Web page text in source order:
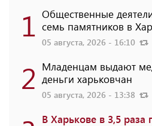
1 Общественные
семь памятников в
05 августа, 2026 - 16:10
2 Младенцам выдают
деньги харьковчан
05 августа, 2026 - 13:38
В Харькове в 3,5